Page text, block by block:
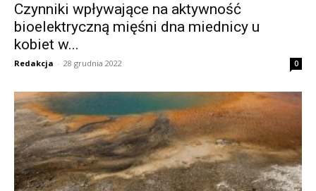
Czynniki wpływające na aktywność
bioelektryczną mięśni dna miednicy u
kobiet w...
Redakcja - 28 grudnia 2022 0